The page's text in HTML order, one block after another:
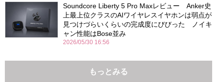
Soundcore Liberty 5 Pro Maxレビュー Anker史
上最上位クラスのAIワイヤレスイヤホンは弱点が
見つけづらいくらいの完成度にびびった ノイキ
ャン性能はBose並み
2026/05/30 16:56
もっとみる